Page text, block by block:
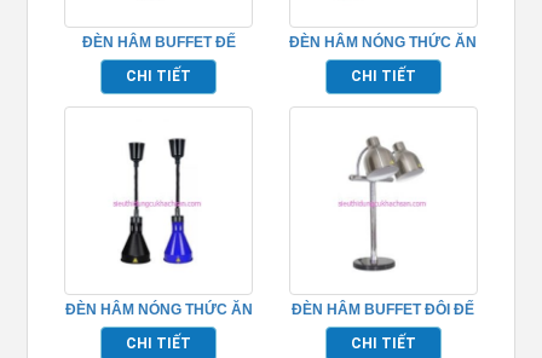
ĐÈN HÂM BUFFET ĐẾ
VUÔNG ĐEN MÀU ĐỎ
ĐỒNG – TPD108
CHI TIẾT
ĐÈN HÂM NÓNG THỨC ĂN
BUFFET 3 BÓNG – TPD083
CHI TIẾT
ĐÈN HÂM NÓNG THỨC ĂN
250W TPD033
CHI TIẾT
ĐÈN HÂM BUFFET ĐÔI ĐẾ
ĐÁ MÀU BẠC – TPD101
CHI TIẾT